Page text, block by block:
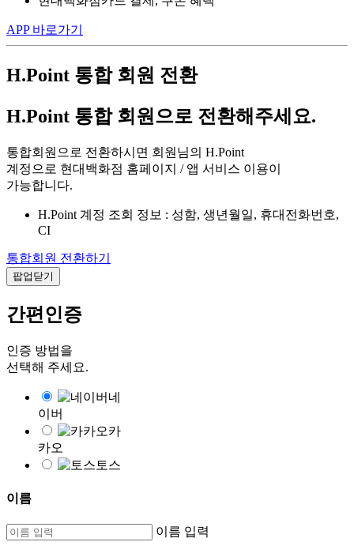
APP 바로가기
H.Point 통합 회원 전환
H.Point 통합 회원으로 전환해주세요.
통합회원으로 전환하시면 회원님의 H.Point
계정으로 현대백화점 홈페이지 / 앱 서비스 이용이
가능합니다.
H.Point 계정 조회 정보 : 성함, 생년월일, 휴대전화번호,
CI
통합회원 전환하기
팝업닫기
간편인증
인증 방법을
선택해 주세요.
네
이버
카
카오
토스
이름
이름 입력